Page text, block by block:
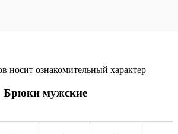
носит ознакомительный характер
Брюки мужские